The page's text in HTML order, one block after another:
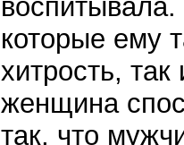
которые ему
хитрость,
женщина
так, что